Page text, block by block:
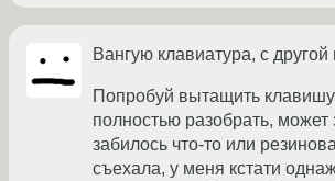
Вангую клавиатура, с
Попробуй вытащить
полностью разобрать, может
забилось что-то или
съехала, у меня кстати